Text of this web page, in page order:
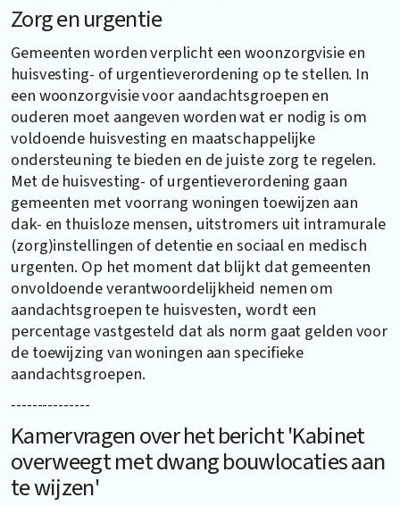
Zorg en urgentie
Gemeenten worden verplicht een woonzorgvisie en
huisvesting- of urgentieverordening op te stellen. In
een woonzorgvisie voor aandachtsgroepen en
ouderen moet aangeven worden wat er nodig is om
voldoende huisvesting en maatschappelijke
ondersteuning te bieden en de juiste zorg te regelen.
Met de huisvesting- of urgentieverordening gaan
gemeenten met voorrang woningen toewijzen aan
dak- en thuisloze mensen, uitstromers uit intramurale
(zorg)instellingen of detentie en sociaal en medisch
urgenten. Op het moment dat blijkt dat gemeenten
onvoldoende verantwoordelijkheid nemen om
aandachtsgroepen te huisvesten, wordt een
percentage vastgesteld dat als norm gaat gelden voor
de toewijzing van woningen aan specifieke
aandachtsgroepen.
---------------
Kamervragen over het bericht 'Kabinet
overweegt met dwang bouwlocaties aan
te wijzen'